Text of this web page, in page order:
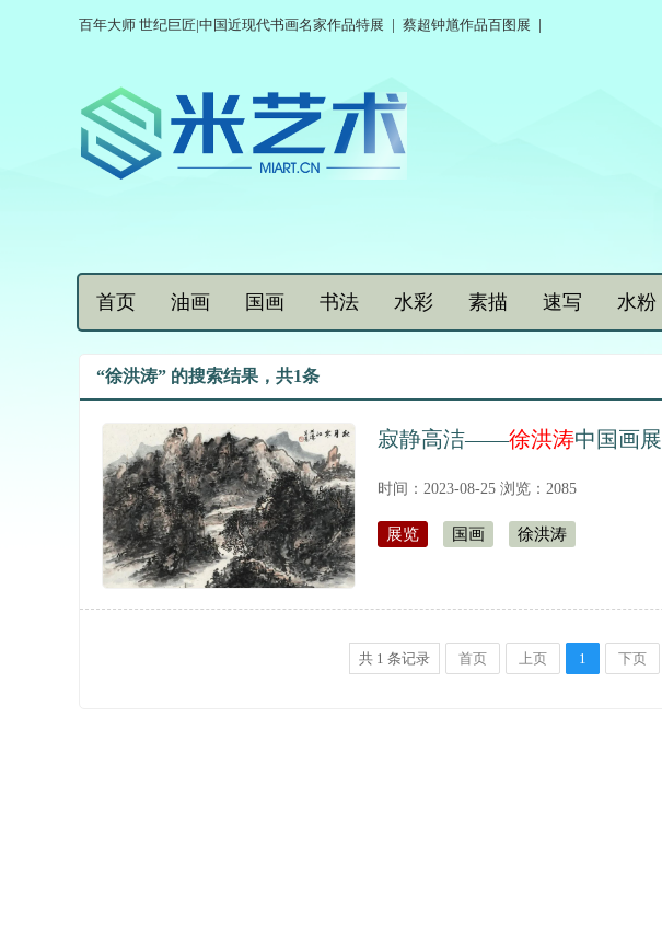
百年大师 世纪巨匠|中国近现代书画名家作品特展 蔡超钟馗作品百图展
首页 油画 国画 书法 水彩 素描 速写 水粉
“徐洪涛” 的搜索结果，共1条
寂静高洁——徐洪涛中国画展
时间：2023-08-25 浏览：2085
展览 国画 徐洪涛
共1 条记录 首页 上页 1 下页